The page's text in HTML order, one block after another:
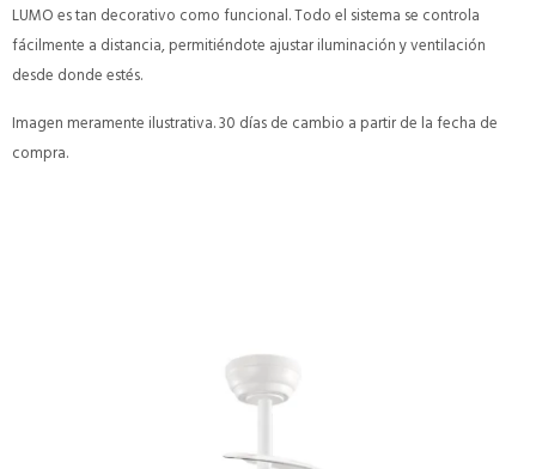
LUMO es tan decorativo como funcional. Todo el sistema se controla
fácilmente a distancia, permitiéndote ajustar iluminación y ventilación
desde donde estés.
Imagen meramente ilustrativa. 30 días de cambio a partir de la fecha de
compra.